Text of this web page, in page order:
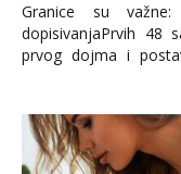
Granice su
dopisivanjaPrvih 48
prvog dojma i
Važno je izbjeći
informacija, jer
povjerenje. Takođe...